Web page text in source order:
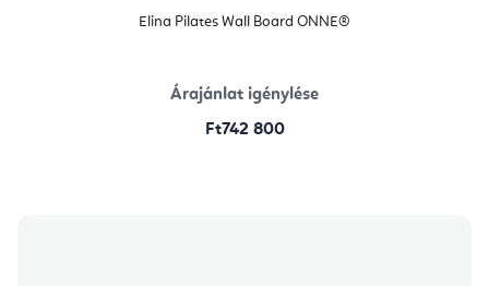
Elina Pilates Wall Board ONNE®
Árajánlat igénylése
Ft742 800